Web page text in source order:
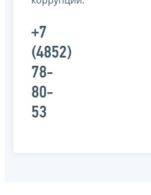
+7
(4852)
78-
80-
53